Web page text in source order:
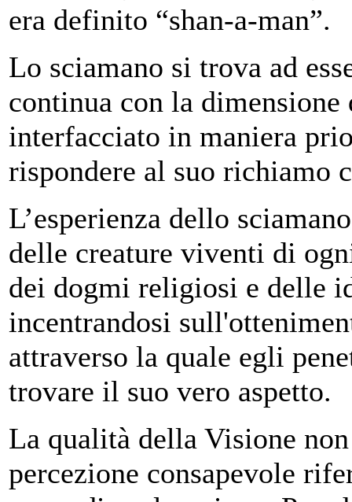
era definito “shan-a-man”.
Lo sciamano si trova ad
continua con la dimensione
interfacciato in maniera
rispondere al suo richiamo
L’esperienza dello
delle creature viventi di
dei dogmi religiosi e delle
incentrandosi
attraverso la quale egli
trovare il suo vero aspetto.
La qualità della Visione
percezione consapevole